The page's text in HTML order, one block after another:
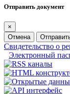
Отправить документ
×
Отмена
Свидетельство о
Электронный